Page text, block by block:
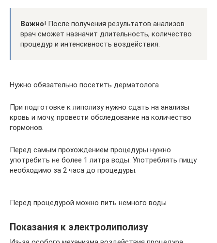
Важно! После получения результатов анализов
врач сможет назначит длительность, количество
процедур и интенсивность воздействия.
Нужно обязательно посетить дерматолога
При подготовке к липолизу нужно сдать на анализы
кровь и мочу, провести обследование на количество
гормонов.
Перед самым прохождением процедуры нужно
употребить не более 1 литра воды. Употреблять пищу
необходимо за 2 часа до процедуры.
Перед процедурой можно пить немного воды
Показания к электролиполизу